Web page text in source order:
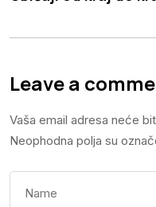
Leave a
Vaša email adresa neće
Neophodna polja su